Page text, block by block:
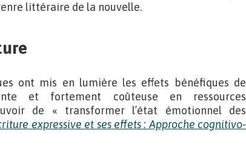
littéraire de la nouvelle.
ont mis en lumière les effets bénéfiques de
et fortement coûteuse en ressources
de « transformer l’état émotionnel des
expressive et ses effets : Approche cognitivo-